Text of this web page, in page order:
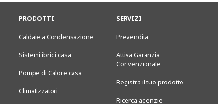
PRODOTTI
Caldaie a Condensazione
Sistemi ibridi casa
Pompe di Calore casa
Climatizzatori
SERVIZI
Prevendita
Attiva Garanzia
Convenzionale
Registra il tuo prodotto
Ricerca agenzie